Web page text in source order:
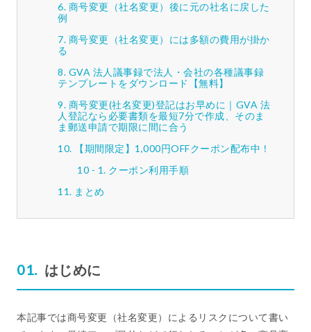
商号変更（社名変更）後に元の社名に戻した
例
商号変更（社名変更）には多額の費用が掛か
る
GVA 法人議事録で法人・会社の各種議事録
テンプレートをダウンロード【無料】
商号変更(社名変更)登記はお早めに｜GVA 法
人登記なら必要書類を最短7分で作成、そのま
ま郵送申請で期限に間に合う
【期間限定】1,000円OFFクーポン配布中！
クーポン利用手順
まとめ
はじめに
本記事では商号変更（社名変更）によるリスクについて書い